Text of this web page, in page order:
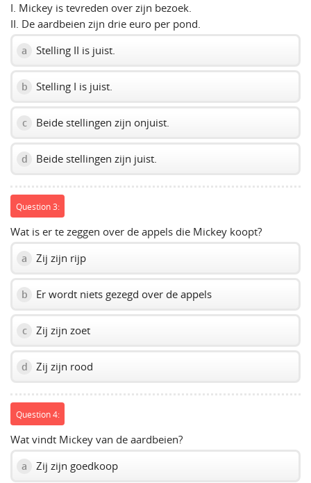
I. Mickey is tevreden over zijn bezoek.
II. De aardbeien zijn drie euro per pond.
a Stelling II is juist.
b Stelling I is juist.
c Beide stellingen zijn onjuist.
d Beide stellingen zijn juist.
Question 3:
Wat is er te zeggen over de appels die Mickey koopt?
a Zij zijn rijp
b Er wordt niets gezegd over de appels
c Zij zijn zoet
d Zij zijn rood
Question 4:
Wat vindt Mickey van de aardbeien?
a Zij zijn goedkoop